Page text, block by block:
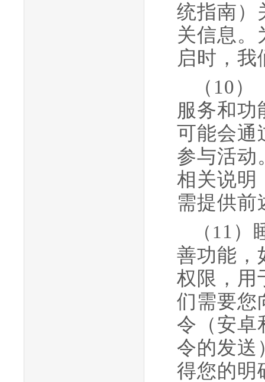
统指南）
关信息。
启时，
（ 10）
服务和功
可能会通
参与活动
相关说明
需提供前
（ 11 ）
善功能，
权限 ，
们需要您
令（安卓
令的发送
得您的明